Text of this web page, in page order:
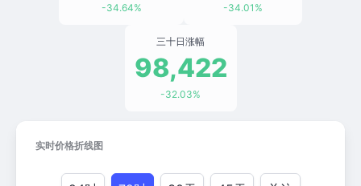
-34.64% -34.01%
三十日涨幅
98,422
-32.03%
实时价格折线图